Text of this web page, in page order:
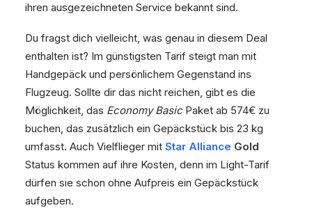
ihren ausgezeichneten Service bekannt sind.
Du fragst dich vielleicht, was genau in diesem Deal
enthalten ist? Im günstigsten Tarif steigt man mit
Handgepäck und persönlichem Gegenstand ins
Flugzeug. Sollte dir das nicht reichen, gibt es die
Möglichkeit, das Economy BasicPaket ab 574€ zu
buchen, das zusätzlich ein Gepäckstück bis 23 kg
umfasst. Auch Vielflieger mit Star Alliance Gold
Status kommen auf ihre Kosten, denn im Light-Tarif
dürfen sie schon ohne Aufpreis ein Gepäckstück
aufgeben.